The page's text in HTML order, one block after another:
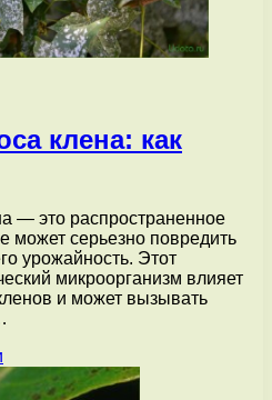
клена: как
— это распространенное
может серьезно повредить
урожайность. Этот
микроорганизм влияет
и может вызывать